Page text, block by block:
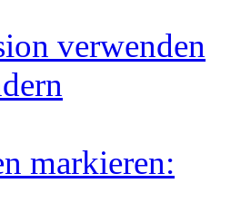
verwenden
markieren: